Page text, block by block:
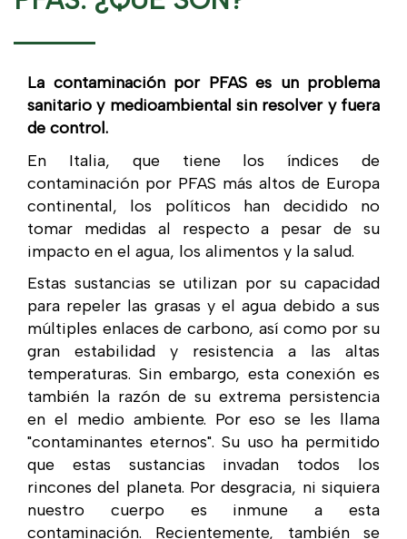
La contaminación por PFAS es un problema
sanitario y medioambiental sin resolver y fuera
de control.
En Italia, que tiene los índices de
contaminación por PFAS más altos de Europa
continental, los políticos han decidido no
tomar medidas al respecto a pesar de su
impacto en el agua, los alimentos y la salud.
Estas sustancias se utilizan por su capacidad
para repeler las grasas y el agua debido a sus
múltiples enlaces de carbono, así como por su
gran estabilidad y resistencia a las altas
temperaturas. Sin embargo, esta conexión es
también la razón de su extrema persistencia
en el medio ambiente. Por eso se les llama
"contaminantes eternos". Su uso ha permitido
que estas sustancias invadan todos los
rincones del planeta. Por desgracia, ni siquiera
nuestro cuerpo es inmune a esta
contaminación. Recientemente, también se